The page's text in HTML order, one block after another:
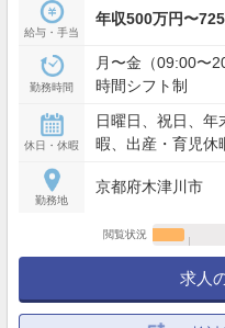
給与・手当
年収500万円〜
勤務時間
月〜金（09:00〜
時間シフト制
休日・休暇
日曜日、祝日、
暇、出産・育児休
勤務地
京都府木津川市
閲覧状況
求人